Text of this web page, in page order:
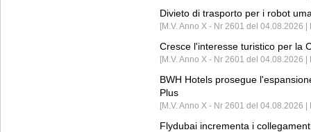
Divieto di trasporto per i robot
[M.V. Anno X - Nr 2601 del 04.08.2026
Cresce l'interesse turistico per la
[M.V. Anno X - Nr 2601 del 04.08.2026 |
BWH Hotels prosegue
Plus
[M.V. Anno X - Nr 2601 del 04.08.2026 |
Flydubai incrementa i